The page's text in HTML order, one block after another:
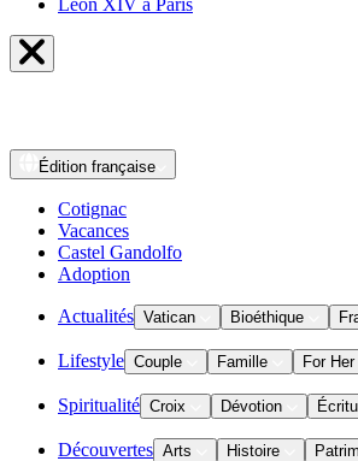
Léon XIV à Paris
Édition française
Cotignac
Vacances
Castel Gandolfo
Adoption
Actualités Vatican Bioéthique
Lifestyle Couple Famille For
Spiritualité Croix Dévotion
Découvertes Arts Histoire